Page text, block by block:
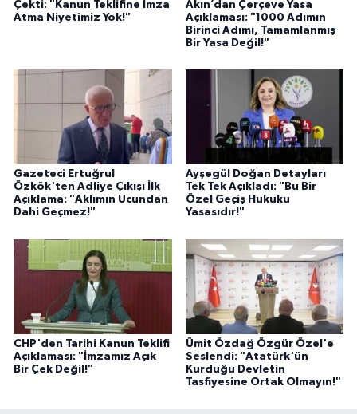
Çekti: "Kanun Teklifine İmza
Atma Niyetimiz Yok!"
Akın’dan Çerçeve Yasa
Açıklaması: "1000 Adımın
Birinci Adımı, Tamamlanmış
Bir Yasa Değil!"
Gazeteci Ertuğrul
Özkök'ten Adliye Çıkışı İlk
Açıklama: "Aklımın Ucundan
Dahi Geçmez!"
Ayşegül Doğan Detayları
Tek Tek Açıkladı: "Bu Bir
Özel Geçiş Hukuku
Yasasıdır!"
CHP'den Tarihi Kanun Teklifi
Açıklaması: "İmzamız Açık
Bir Çek Değil!"
Ümit Özdağ Özgür Özel'e
Seslendi: "Atatürk'ün
Kurduğu Devletin
Tasfiyesine Ortak Olmayın!"